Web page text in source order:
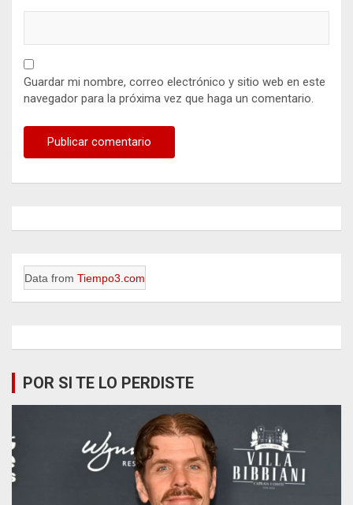
Guardar mi nombre, correo electrónico y sitio web en este
navegador para la próxima vez que haga un comentario.
Data from Tiempo3.com
POR SI TE LO PERDISTE